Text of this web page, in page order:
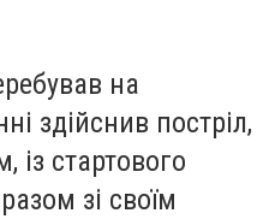
на
здійснив постріл,
із стартового
зі своїм